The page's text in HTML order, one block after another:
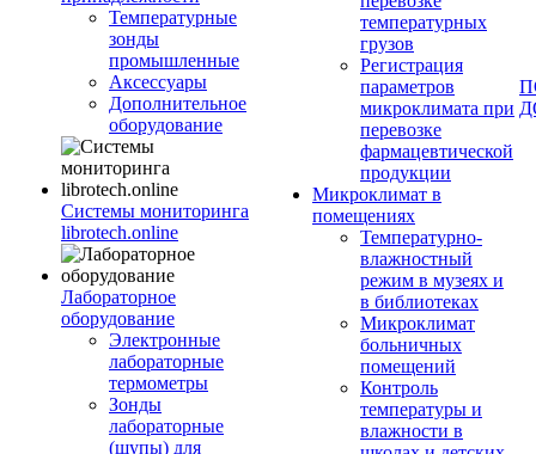
Температурные
зонды
промышленные
Аксессуары
Дополнительное
оборудование
Системы мониторинга
librotech.online
Лабораторное
оборудование
Электронные
лабораторные
термометры
Зонды
лабораторные
(щупы) для
температурных
грузов
Регистрация
параметров
микроклимата при
перевозке
фармацевтической
продукции
Микроклимат в
помещениях
Температурно-
влажностный
режим в музеях и
в библиотеках
Микроклимат
больничных
помещений
Контроль
температуры и
влажности в